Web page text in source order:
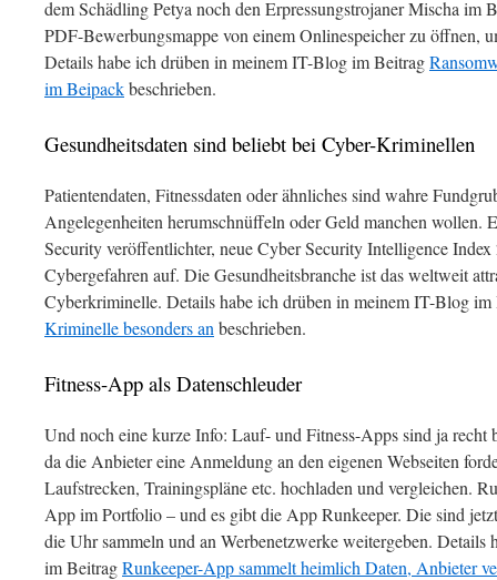
dem Schädling Petya noch den Erpressungstrojaner Mischa im
PDF-Bewerbungsmappe von einem Onlinespeicher zu öffnen,
Details habe ich drüben in meinem IT-Blog im Beitrag
im Beipackbeschrieben.
Gesundheitsdaten sind beliebt bei Cyber-Kriminellen
Patientendaten, Fitnessdaten oder ähnliches sind wahre
Angelegenheiten herumschnüffeln oder Geld manchen wollen.
Security veröffentlichter, neue Cyber Security Intelligence
Cybergefahren auf. Die Gesundheitsbranche ist das weltweit
Cyberkriminelle. Details habe ich drüben in meinem IT-Blog
Kriminelle besonders an beschrieben.
Fitness-App als Datenschleuder
Und noch eine kurze Info: Lauf- und Fitness-Apps sind ja recht
da die Anbieter eine Anmeldung an den eigenen Webseiten
Laufstrecken, Trainingspläne etc. hochladen und vergleichen.
App im Portfolio – und es gibt die App Runkeeper. Die sind
die Uhr sammeln und an Werbenetzwerke weitergeben.
im BeitragRunkeeper-App sammelt heimlich Daten, Anbieter